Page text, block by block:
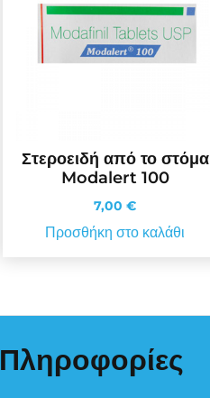
Στεροειδή από το στόμα
Modalert 100
7,00€
Προσθήκη στο καλάθι
Πληροφορίες